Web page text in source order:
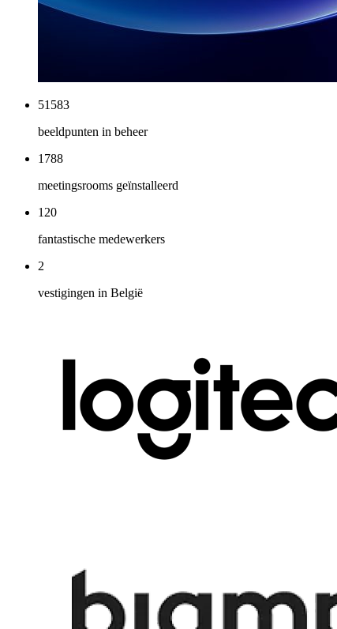
51583
beeldpunten in beheer
1788
meetingsrooms geïnstalleerd
120
fantastische medewerkers
2
vestigingen in België